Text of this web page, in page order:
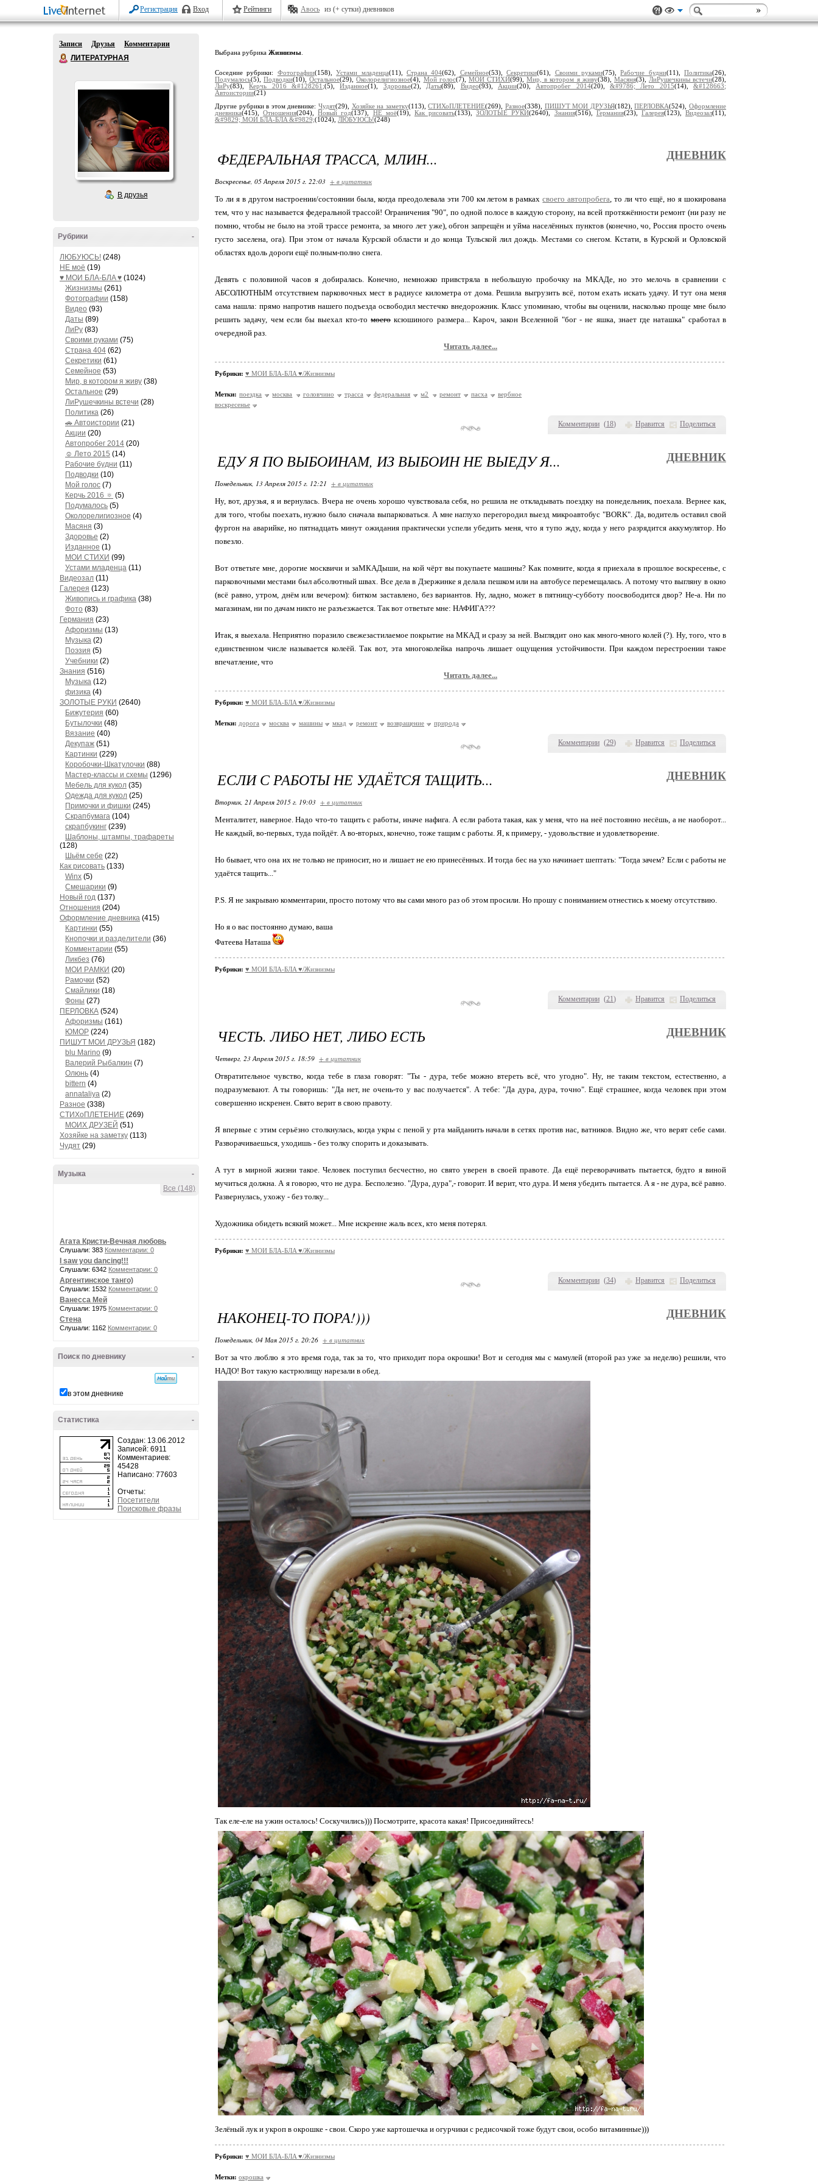
Регистрация Вход Рейтинги Авось из (+ сутки) дневников
Записи Друзья
Комментарии
ЛИТЕРАТУРНАЯ
В друзья
-
Рубрики
ЛЮБУЮСЬ! (248)
НЕ моё (19)
♥ МОИ БЛA-БЛA ♥ (1024)
Жизнизмы (261)
Фотографии (158)
Видео (93)
Даты (89)
ЛиРу (83)
Своими руками (75)
Страна 404 (62)
Секретики (61)
Семейное (53)
Мир, в котором я живу (38)
Остальное (29)
ЛиРушечкины встечи (28)
Политика (26)
🚗 Автоистории (21)
Акции (20)
Автопробег 2014 (20)
☺ Лето 2015 (14)
Рабочие будни (11)
Подводки (10)
Мой голос (7)
Керчь 2016 🔅 (5)
Подумалось (5)
Околорелигиозное (4)
Масяня (3)
Здоровье (2)
Изданное (1)
МОИ СТИХИ (99)
Устами младенца (11)
Видеозал (11)
Гaлерея (123)
Живопись и грaфикa (38)
Фото (83)
Гермaния (23)
Aфоризмы (13)
Музыкa (2)
Поэзия (5)
Учебники (2)
Знания (516)
Музыкa (12)
физика (4)
ЗОЛОТЫЕ РУКИ (2640)
Бижутерия (60)
Бутылочки (48)
Вязaние (40)
Декупaж (51)
Кaртинки (229)
Коробочки-Шкатулочки (88)
Мастер-классы и схемы (1296)
Мебель для кукол (35)
Одеждa для кукол (25)
Примочки и фишки (245)
Скрaпбумaгa (104)
скрапбукинг (239)
Шaблоны, штaмпы, трaфaреты
(128)
Шьём себе (22)
Как рисовать (133)
Winx (5)
Смешарики (9)
Новый год (137)
Отношения (204)
Оформление дневника (415)
Кaртинки (55)
Кнопочки и рaзделители (36)
Комментaрии (55)
Ликбез (76)
МОИ РAМКИ (20)
Рaмочки (52)
Смaйлики (18)
Фоны (27)
ПЕРЛОВКА (524)
Aфоризмы (161)
ЮМОР (224)
ПИШУТ МОИ ДРУЗЬЯ (182)
blu Marino (9)
Валерий Рыбалкин (7)
Олюнь (4)
bittern (4)
annataliya (2)
Разное (338)
СТИХоПЛЕТЕНИЕ (269)
МОИХ ДРУЗЕЙ (51)
Хозяйке на заметку (113)
Чудят (29)
-
Музыка
Все (148)
Агата Кристи-Вечная любовь
Слушали: 383 Комментарии: 0
I saw you dancing!!!
Слушали: 6342 Комментарии: 0
Аргентинское танго)
Слушали: 1532 Комментарии: 0
Ванесса Мей
Слушали: 1975 Комментарии: 0
Стена
Слушали: 1162 Комментарии: 0
-
Поиск по дневнику
в этом дневнике
-
Статистика
Создан: 13.06.2012
Записей: 6911
Комментариев:
45428
Написано: 77603
Отчеты:
Посетители
Поисковые фразы
Выбрана рубрика Жизнизмы
Соседние рубрики: Фотографии(158),Устами младенца(11), Страна 404(62), Семейное(53),Секретики(61), Своими руками(75),Рабочие будни(11),Политика(26),
Подумалось(5),Подводки(10),Остальное(29),Околорелигиозное(4), Мой голос(7), МОИ СТИХИ(99),Мир, в котором я живу(38), Масяня(3), ЛиРушечкины встечи(28),
ЛиРу(83),Керчь 2016 &#128261;(5),Изданное(1), Здоровье(2), Даты(89), Видео(93), Акции(20), Автопробег 2014(20), &#9786; Лето 2015(14),&#128663;
Автоистории(21)
Другие рубрики в этом дневнике: Чудят(29), Хозяйке на заметку(113),СТИХоПЛЕТЕНИЕ(269),Разное(338), ПИШУТ МОИ ДРУЗЬЯ(182),ПЕРЛОВКА(524),Оформление
дневника(415),Отношения(204),Новый год(137), НЕ моё(19), Как рисовать(133),ЗОЛОТЫЕ РУКИ(2640), Знания(516), Гермaния(23), Гaлерея(123),Видеозал(11),
&#9829; МОИ БЛA-БЛA &#9829;(1024), ЛЮБУЮСЬ!(248)
Комментарии (18) Нравится Поделиться
ФЕДЕРАЛЬНАЯ ТРАССА, МЛИН... ДНЕВНИК
Воскресенье, 05 Апреля 2015 г. 22:03 + в цитатник
То ли я в другом настроении/состоянии была, когда преодолевала эти 700 км летом в рамкахсвоего автопробега, то ли что ещё, но я шокирована
тем, что у нас называется федеральной трассой! Ограничения "90", по одной полосе в каждую сторону, на всей протяжённости ремонт (ни разу не
помню, чтобы не было на этой трассе ремонта, за много лет уже), обгон запрещён и уйма населённых пунктов (конечно, чо, Россия просто очень
густо заселена, ога). При этом от начала Курской области и до конца Тульской лил дождь. Местами со снегом. Кстати, в Курской и Орловской
областях вдоль дороги ещё полным-полно снега.
Девять с половиной часов я добиралась. Конечно, немножко привстряла в небольшую пробочку на МКАДе, но это мелочь в сравнении с
АБСОЛЮТНЫМ отсутствием парковочных мест в радиусе километра от дома. Решила выгрузить всё, потом ехать искать удачу. И тут она меня
сама нашла: прямо напротив нашего подъезда освободил местечко внедорожник. Класс упоминаю, чтобы вы оценили, насколько проще мне было
решить задачу, чем если бы выехал кто-то моего ксюшиного размера... Кароч, закон Вселенной "бог - не яшка, знает где наташка" сработал в
очередной раз.
Читать далее...
Рубрики: ♥ МОИ БЛA-БЛA ♥/Жизнизмы
Метки: поездка москва головчино трасса федеральная м2 ремонт пасха
вербное
воскресенье
Комментарии (29) Нравится Поделиться
ЕДУ Я ПО ВЫБОИНАМ, ИЗ ВЫБОИН НЕ ВЫЕДУ Я... ДНЕВНИК
Понедельник, 13 Апреля 2015 г. 12:21 + в цитатник
Ну, вот, друзья, я и вернулась. Вчера не очень хорошо чувствовала себя, но решила не откладывать поездку на понедельник, поехала. Вернее как,
для того, чтобы поехать, нужно было сначала выпарковаться. А мне наглухо перегородил выезд микроавтобус "BORK". Да, водитель оставил свой
фургон на аварийке, но пятнадцать минут ожидания практически успели убедить меня, что я тупо жду, когда у него разрядится аккумулятор. Но
повезло.
Вот ответьте мне, дорогие москвичи и заМКАДыши, на кой чёрт вы покупаете машины? Как помните, когда я приехала в прошлое воскресенье, с
парковочными местами был абсолютный швах. Все дела в Дзержинке я делала пешком или на автобусе перемещалась. А потому что выгляну в окно
(всё равно, утром, днём или вечером): битком заставлено, без вариантов. Ну, ладно, может в пятницу-субботу поосвободится двор? Не-а. Ни по
магазинам, ни по дачам никто не разъезжается. Так вот ответьте мне: НАФИГА???
Итак, я выехала. Неприятно поразило свежезастилаемое покрытие на МКАД и сразу за ней. Выглядит оно как много-много колей (?). Ну, того, что в
единственном числе называется колеёй. Так вот, эта многоколейка напрочь лишает ощущения устойчивости. При каждом перестроении такое
впечатление, что
Читать далее...
Рубрики: ♥ МОИ БЛA-БЛA ♥/Жизнизмы
Метки: дорога москва машины мкад ремонт возвращение природа
Комментарии (21) Нравится Поделиться
ЕСЛИ С РАБОТЫ НЕ УДАЁТСЯ ТАЩИТЬ... ДНЕВНИК
Вторник, 21 Апреля 2015 г. 19:03 + в цитатник
Менталитет, наверное. Надо что-то тащить с работы, иначе нафига. А если работа такая, как у меня, что на неё постоянно несёшь, а не наоборот...
Не каждый, во-первых, туда пойдёт. А во-вторых, конечно, тоже тащим с работы. Я, к примеру, - удовольствие и удовлетворение.
Но бывает, что она их не только не приносит, но и лишает не ею принесённых. И тогда бес на ухо начинает шептать: "Тогда зачем? Если с работы не
удаётся тащить..."
P.S. Я не закрываю комментарии, просто потому что вы сами много раз об этом просили. Но прошу с пониманием отнестись к моему отсутствию.
Но я о вас постоянно думаю, ваша
Фатеева Наташа
Рубрики: ♥ МОИ БЛA-БЛA ♥/Жизнизмы
Комментарии (34) Нравится Поделиться
ЧЕСТЬ. ЛИБО НЕТ, ЛИБО ЕСТЬ ДНЕВНИК
Четверг, 23 Апреля 2015 г. 18:59 + в цитатник
Отвратительное чувство, когда тебе в глаза говорят: "Ты - дура, тебе можно втереть всё, что угодно". Ну, не таким текстом, естественно, а
подразумевают. А ты говоришь: "Да нет, не очень-то у вас получается". А тебе: "Да дура, дура, точно". Ещё страшнее, когда человек при этом
совершенно искренен. Свято верит в свою правоту.
Я впервые с этим серьёзно столкнулась, когда укры с пеной у рта майданить начали в сетях против нас, ватников. Видно же, что верят себе сами.
Разворачиваешься, уходишь - без толку спорить и доказывать.
А тут в мирной жизни такое. Человек поступил бесчестно, но свято уверен в своей правоте. Да ещё переворачивать пытается, будто я виной
мучиться должна. А я говорю, что не дура. Бесполезно. "Дура, дура",- говорит. И верит, что дура. И меня убедить пытается. А я - не дура, всё равно.
Развернулась, ухожу - без толку...
Художника обидеть всякий может... Мне искренне жаль всех, кто меня потерял.
Рубрики: ♥ МОИ БЛA-БЛA ♥/Жизнизмы
НАКОНЕЦ-ТО ПОРА!))) ДНЕВНИК
Понедельник, 04 Мая 2015 г. 20:26 + в цитатник
Вот за что люблю я это время года, так за то, что приходит пора окрошки! Вот и сегодня мы с мамулей (второй раз уже за неделю) решили, что
НАДО! Вот такую кастрюлищу нарезали в обед.
Так еле-еле на ужин осталось! Соскучились))) Посмотрите, красота какая! Присоединяйтесь!
Зелёный лук и укроп в окрошке - свои. Скоро уже картошечка и огурчики с редисочкой тоже будут свои, особо витаминные)))
Рубрики: ♥ МОИ БЛA-БЛA ♥/Жизнизмы
Метки: окрошка